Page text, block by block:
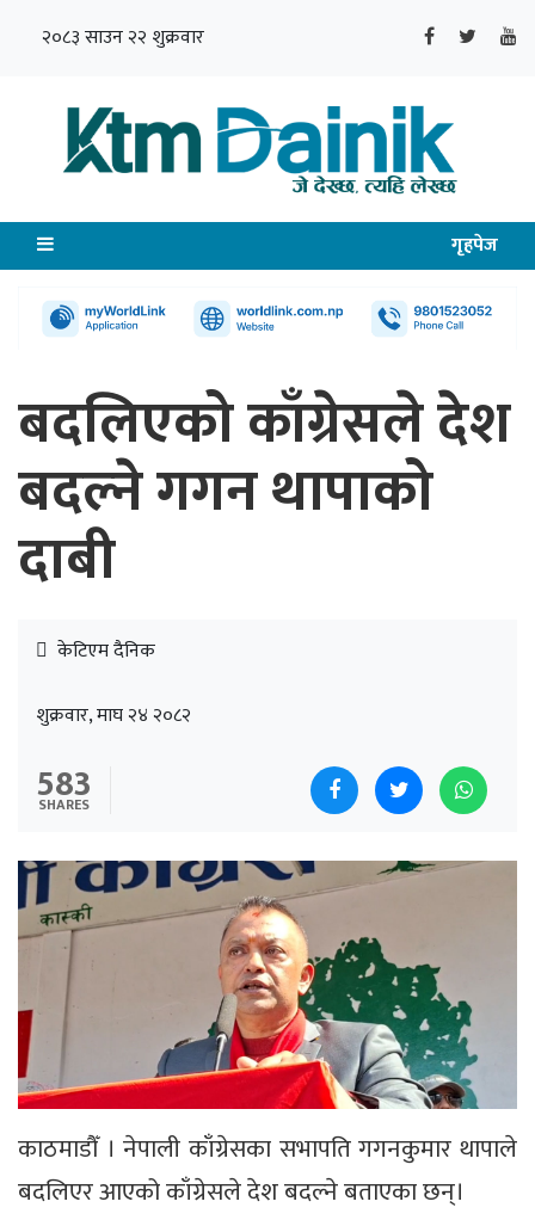
२०८३ साउन २२ शुक्रवार
गृहपेज
बदलिएको काँग्रेसले देश
बदल्ने गगन थापाको
दाबी
केटिएम दैनिक
शुक्रवार, माघ २४ २०८२
583
SHARES
काठमाडौँ । नेपाली काँग्रेसका सभापति गगनकुमार थापाले
बदलिएर आएको काँग्रेसले देश बदल्ने बताएका छन्।